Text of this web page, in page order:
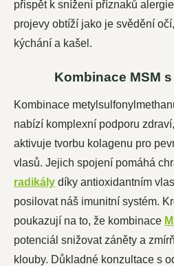
přispět k snížení příznaků
projevy obtíží jako je svědění
kýchání a kašel.
Kombinace MSM
Kombinace
nabízí komplexní podporu
aktivuje tvorbu kolagenu pro
vlasů. Jejich spojení pomáhá
radikály díky antioxidantním
posilovat náš imunitní systém.
poukazují na to, že kombinace
potenciál snižovat záněty a
klouby. Důkladné konzultace s